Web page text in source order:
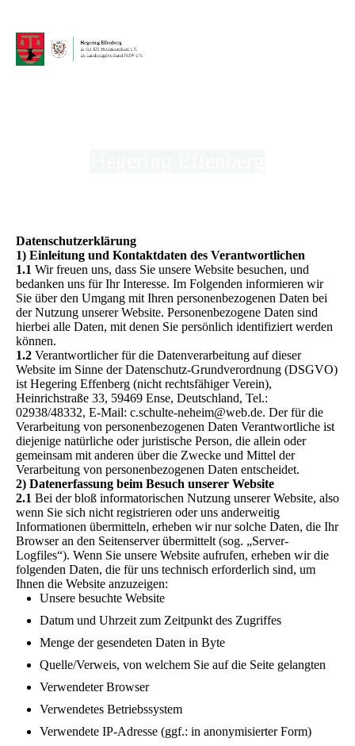
Datenschutzerklärung
1) Einleitung und Kontaktdaten des Verantwortlichen
1.1 Wir freuen uns, dass Sie unsere Website besuchen, und
bedanken uns für Ihr Interesse. Im Folgenden informieren wir
Sie über den Umgang mit Ihren personenbezogenen Daten bei
der Nutzung unserer Website. Personenbezogene Daten sind
hierbei alle Daten, mit denen Sie persönlich identifiziert werden
können.
1.2 Verantwortlicher für die Datenverarbeitung auf dieser
Website im Sinne der Datenschutz-Grundverordnung (DSGVO)
ist Hegering Effenberg (nicht rechtsfähiger Verein),
Heinrichstraße 33, 59469 Ense, Deutschland, Tel.:
02938/48332, E-Mail: c.schulte-neheim@web.de. Der für die
Verarbeitung von personenbezogenen Daten Verantwortliche ist
diejenige natürliche oder juristische Person, die allein oder
gemeinsam mit anderen über die Zwecke und Mittel der
Verarbeitung von personenbezogenen Daten entscheidet.
2) Datenerfassung beim Besuch unserer Website
2.1 Bei der bloß informatorischen Nutzung unserer Website, also
wenn Sie sich nicht registrieren oder uns anderweitig
Informationen übermitteln, erheben wir nur solche Daten, die Ihr
Browser an den Seitenserver übermittelt (sog. „Server-
Logfiles“). Wenn Sie unsere Website aufrufen, erheben wir die
folgenden Daten, die für uns technisch erforderlich sind, um
Ihnen die Website anzuzeigen:
Unsere besuchte Website
Datum und Uhrzeit zum Zeitpunkt des Zugriffes
Menge der gesendeten Daten in Byte
Quelle/Verweis, von welchem Sie auf die Seite gelangten
Verwendeter Browser
Verwendetes Betriebssystem
Verwendete IP-Adresse (ggf.: in anonymisierter Form)